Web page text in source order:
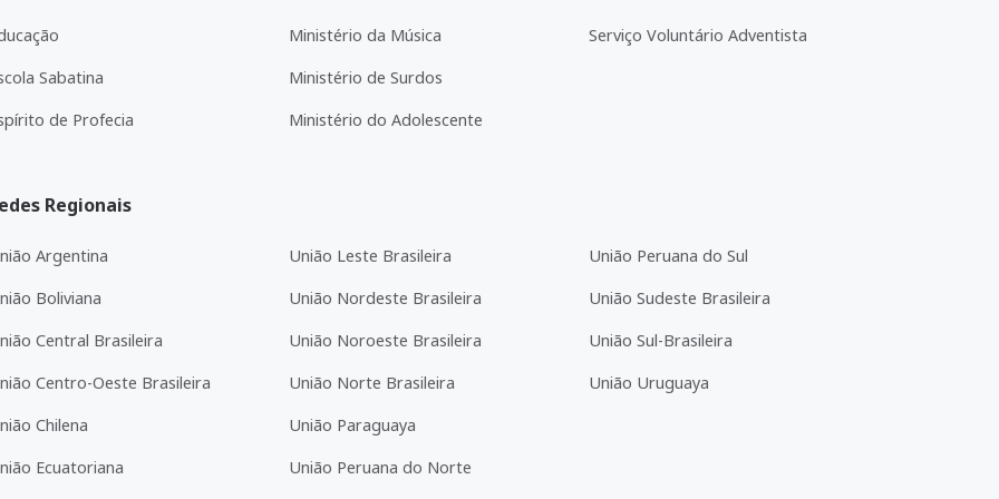
Sabatina
de Profecia
Ministério da Música
Ministério de Surdos
Ministério do Adolescente
Serviço Voluntário Adventista
Regionais
Argentina
Boliviana
Central Brasileira
Centro-Oeste Brasileira
Chilena
Ecuatoriana
União Leste Brasileira
União Nordeste Brasileira
União Noroeste Brasileira
União Norte Brasileira
União Paraguaya
União Peruana do Norte
União Peruana do Sul
União Sudeste Brasileira
União Sul-Brasileira
União Uruguaya